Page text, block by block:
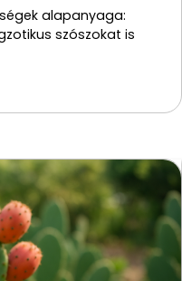
alapanyaga:
szószokat is